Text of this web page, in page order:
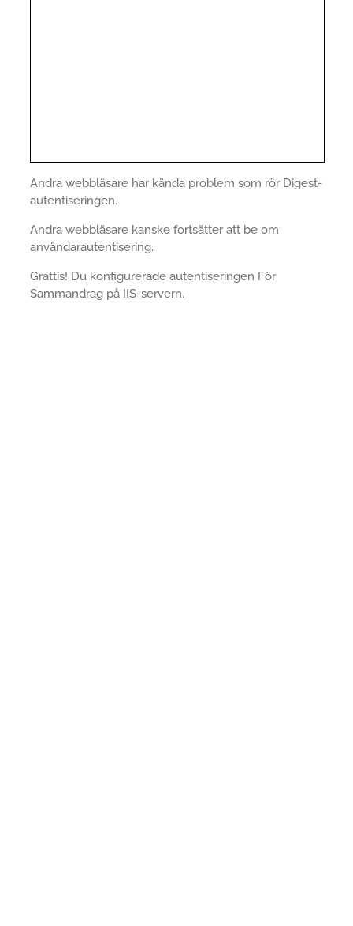
Andra webbläsare har kända problem som rör Digest-
autentiseringen.
Andra webbläsare kanske fortsätter att be om
användarautentisering.
Grattis! Du konfigurerade autentiseringen För
Sammandrag på IIS-servern.